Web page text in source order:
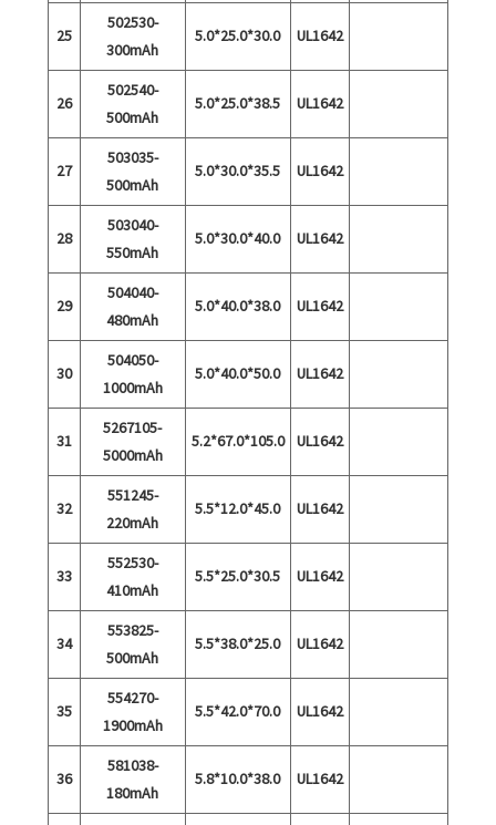
25
502530-
300mAh
5.0*25.0*30.0 UL1642
26
502540-
500mAh
5.0*25.0*38.5 UL1642
27
503035-
500mAh
5.0*30.0*35.5 UL1642
28
503040-
550mAh
5.0*30.0*40.0 UL1642
29
504040-
480mAh
5.0*40.0*38.0 UL1642
30
504050-
1000mAh
5.0*40.0*50.0 UL1642
31
5267105-
5000mAh
5.2*67.0*105.0 UL1642
32
551245-
220mAh
5.5*12.0*45.0 UL1642
33
552530-
410mAh
5.5*25.0*30.5 UL1642
34
553825-
500mAh
5.5*38.0*25.0 UL1642
35
554270-
1900mAh
5.5*42.0*70.0 UL1642
36
581038-
180mAh
5.8*10.0*38.0 UL1642